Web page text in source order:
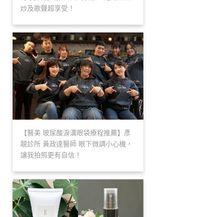
炒及歌聲超享受！
【醫美 玻尿酸淚溝眼袋療程推薦】彥
靚診所 黃政達醫師 眼下微調小心機，
讓我拍照更有自信！